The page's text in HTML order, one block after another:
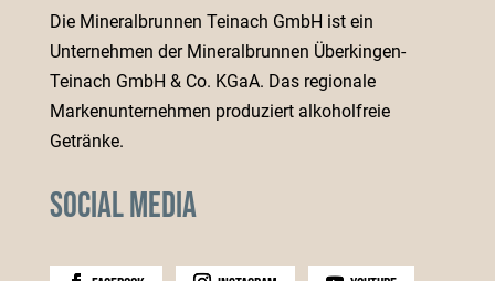
Die Mineralbrunnen Teinach GmbH ist ein
Unternehmen der Mineralbrunnen Überkingen-
Teinach GmbH & Co. KGaA. Das regionale
Markenunternehmen produziert alkoholfreie
Getränke.
Social Media